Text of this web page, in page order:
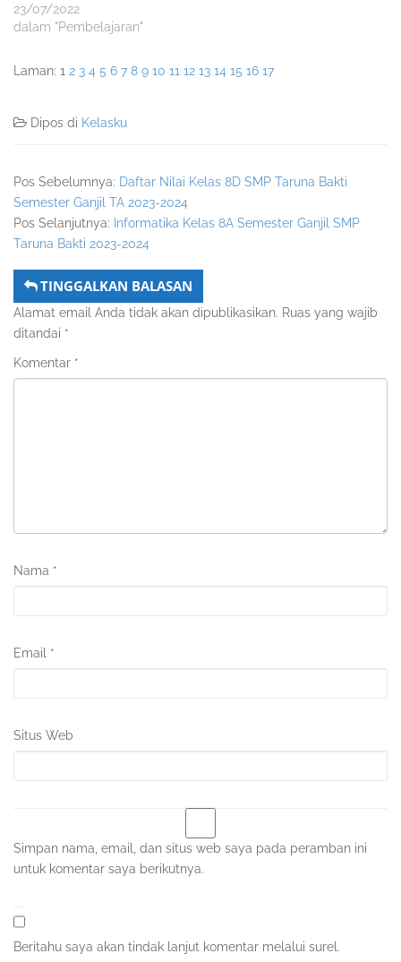
23/07/2022
dalam "Pembelajaran"
Laman: 1 2 3 4 5 6 7 8 9 10 11 12 13 14 15 16 17
Dipos di Kelasku
Pos Sebelumnya: Daftar Nilai Kelas 8D SMP Taruna Bakti
Semester Ganjil TA 2023-2024
Pos Selanjutnya: Informatika Kelas 8A Semester Ganjil SMP
Taruna Bakti 2023-2024
TINGGALKAN BALASAN
Alamat email Anda tidak akan dipublikasikan. Ruas yang wajib
ditandai *
Komentar *
Nama *
Email *
Situs Web
Simpan nama, email, dan situs web saya pada peramban ini
untuk komentar saya berikutnya.
Beritahu saya akan tindak lanjut komentar melalui surel.